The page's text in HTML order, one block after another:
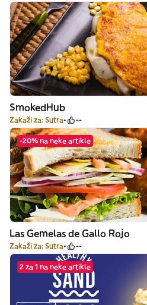
SmokedHub
Zakaži za: Sutra --
-20% na neke artikle
Las Gemelas de Gallo Rojo
Zakaži za: Sutra --
2 za 1 na neke artikle